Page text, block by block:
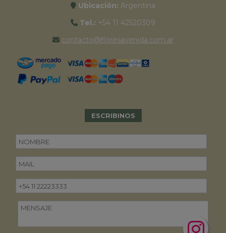
Ubicación: Argentina
Tel.: +54 11 42520309
contacto@floresavenida.com.ar
ESCRIBINOS